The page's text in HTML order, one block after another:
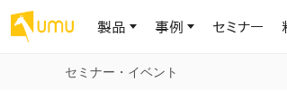
製品 事例 セミナー
セミナー・イベント